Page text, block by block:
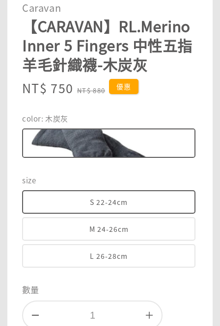
Caravan
【CARAVAN】RL.Merino
Inner 5 Fingers 中性五指
羊毛針織襪-木炭灰
Sale
NT$ 750 Regular
NT$ 880 優惠
color: 木炭灰
size
S 22-24cm
M 24-26cm
L 26-28cm
數量